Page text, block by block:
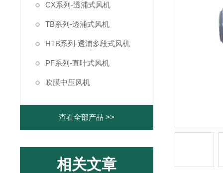
CX系列-透浦式风机
TB系列-透浦式风机
HTB系列-透浦多段式风机
PF系列-直叶式风机
吹膜中压风机
查看全部产品 >>
相关文章